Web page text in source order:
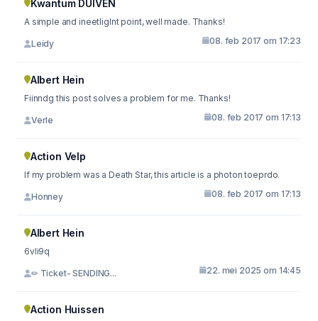
Kwantum DUIVEN
A simple and ineetliglnt point, well made. Thanks!
Leidy 08. feb 2017 om 17:23
Albert Hein
Fiinndg this post solves a problem for me. Thanks!
Verle 08. feb 2017 om 17:13
Action Velp
If my problem was a Death Star, this article is a photon toeprdo.
Honney 08. feb 2017 om 17:13
Albert Hein
6vli9q
✏ Ticket- SENDING... 22. mei 2025 om 14:45
Action Huissen